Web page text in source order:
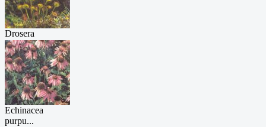
Drosera
rotundi...
Echinacea
purpu...